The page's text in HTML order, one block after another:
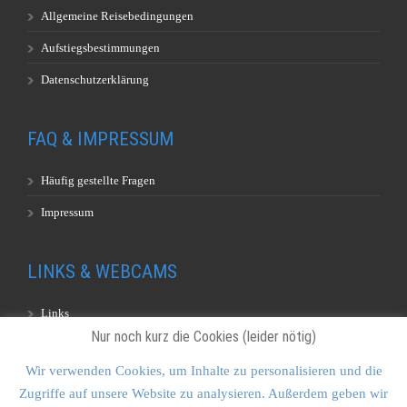
Allgemeine Reisebedingungen
Aufstiegsbestimmungen
Datenschutzerklärung
FAQ & IMPRESSUM
Häufig gestellte Fragen
Impressum
LINKS & WEBCAMS
Links
Nur noch kurz die Cookies (leider nötig)
Wir verwenden Cookies, um Inhalte zu personalisieren und die
Zugriffe auf unsere Website zu analysieren. Außerdem geben wir